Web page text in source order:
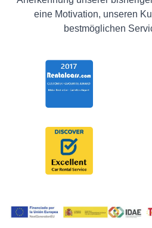
eine Motivation, unseren
bestmöglichen